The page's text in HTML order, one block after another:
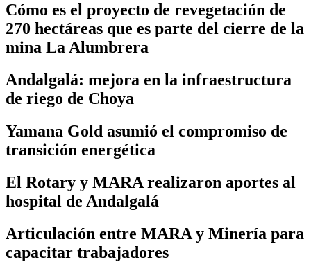
Cómo es el proyecto de revegetación de
270 hectáreas que es parte del cierre de la
mina La Alumbrera
Andalgalá: mejora en la infraestructura
de riego de Choya
Yamana Gold asumió el compromiso de
transición energética
El Rotary y MARA realizaron aportes al
hospital de Andalgalá
Articulación entre MARA y Minería para
capacitar trabajadores